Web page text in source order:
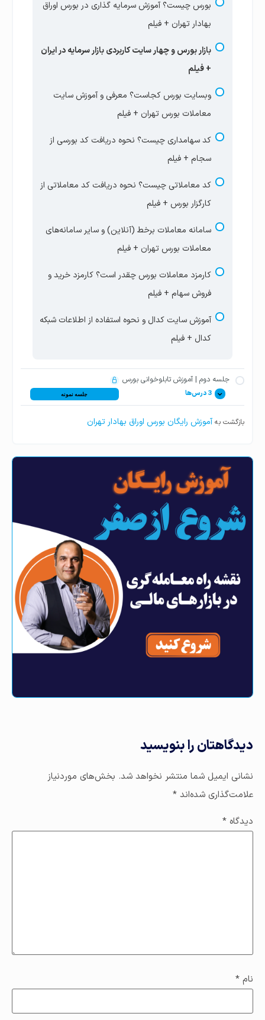
بورس چیست؟ آموزش سرمایه گذاری در بورس اوراق
بهادار تهران + فیلم
بازار بورس و چهار سایت‌ کاربردی بازار سرمایه در ایران
+ فیلم
وبسایت بورس کجاست؟ معرفی و آموزش سایت
معاملات بورس تهران + فیلم
کد سهامداری چیست؟ نحوه دریافت کد بورسی از
سجام + فیلم
کد معاملاتی چیست؟ نحوه دریافت کد معاملاتی از
کارگزار بورس + فیلم
سامانه معاملات برخط (آنلاین) و سایر سامانه‌های
معاملات بورس تهران + فیلم
کارمزد معاملات بورس چقدر است؟ کارمزد خرید و
فروش سهام + فیلم
آموزش سایت کدال و نحوه استفاده از اطلاعات شبکه
کدال + فیلم
جلسه دوم | آموزش تابلوخوانی بورس
جلسه نمونه 3 درس‌ها
آموزش تابلوخوانی قیمت سهام شرکت‌ها در سایت
آموزش تابلوخوانی صفحه اصلی سایت بورس –
قسمت اول + فیلم
آموزش تابلوخوانی صفحه اول سایت بورس – قسمت
دوم + فیلم
بازگشت بهآموزش رایگان بورس اوراق بهادار تهران
دیدگاهتان را بنویسید
نشانی ایمیل شما منتشر نخواهد شد. بخش‌های موردنیاز
علامت‌گذاری شده‌اند *
دیدگاه *
نام *